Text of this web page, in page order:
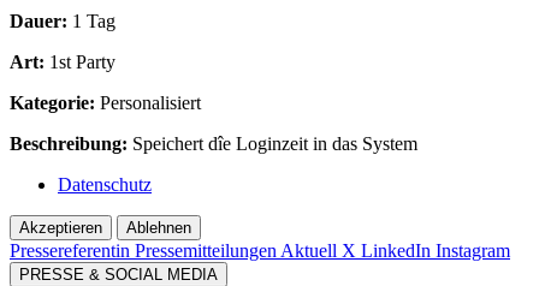
Dauer: 1 Tag
Art: 1st Party
Kategorie: Personalisiert
Beschreibung: Speichert dîe Loginzeit in das System
Datenschutz
Akzeptieren Ablehnen
Pressereferentin Pressemitteilungen Aktuell X LinkedIn Instagram
PRESSE & SOCIAL MEDIA